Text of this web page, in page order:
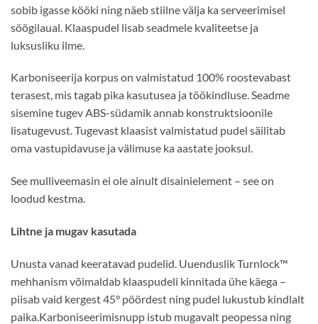
sobib igasse kööki ning näeb stiilne välja ka serveerimisel
söögilaual. Klaaspudel lisab seadmele kvaliteetse ja
luksusliku ilme.
Karboniseerija korpus on valmistatud 100% roostevabast
terasest, mis tagab pika kasutusea ja töökindluse. Seadme
sisemine tugev ABS-südamik annab konstruktsioonile
lisatugevust. Tugevast klaasist valmistatud pudel säilitab
oma vastupidavuse ja välimuse ka aastate jooksul.
See mulliveemasin ei ole ainult disainielement – see on
loodud kestma.
Lihtne ja mugav kasutada
Unusta vanad keeratavad pudelid. Uuenduslik Turnlock™
mehhanism võimaldab klaaspudeli kinnitada ühe käega –
piisab vaid kergest 45° pöördest ning pudel lukustub kindlalt
paika.Karboniseerimisnupp istub mugavalt peopessa ning